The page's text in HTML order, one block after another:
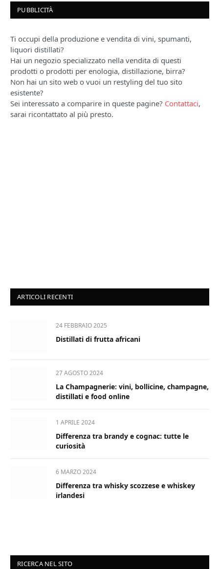
PUBBLICITÀ
Ti occupi della produzione e vendita di vini, spumanti,
liquori distillati?
Hai un negozio specializzato nella vendita di questi
prodotti o prodotti per enologia, distillazione, birra?
Non hai un sito web o vuoi un restyling del tuo sito
esistente?
Sei interessato a comparire in queste pagine? Contattaci,
sarai ricontattato al più presto.
ARTICOLI RECENTI
24 FEBBRAIO 2025
Distillati di frutta africani
27 AGOSTO 2024
La Champagnerie: vini, bollicine, champagne,
distillati e food online
1 APRILE 2024
Differenza tra brandy e cognac: tutte le
curiosità
6 MARZO 2024
Differenza tra whisky scozzese e whiskey
irlandesi
RICERCA NEL SITO